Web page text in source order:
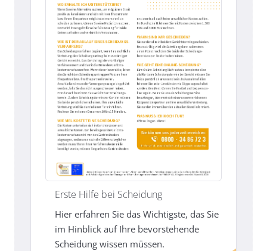
Erste Hilfe bei Scheidung
Hier erfahren Sie das Wichtigste, das Sie
im Hinblick auf Ihre bevorstehende
Scheidung wissen müssen.